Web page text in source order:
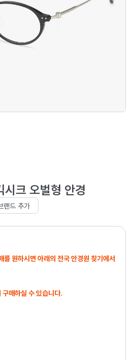
크 오벌형 안경
랜드 추가
원하시면 아래의 전국 안경원 찾기에서
매하실 수 있습니다.